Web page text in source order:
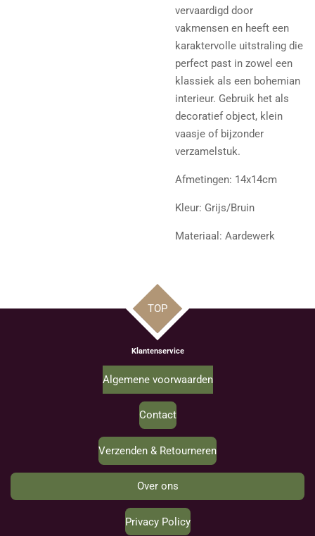
vervaardigd door
vakmensen en heeft een
karaktervolle uitstraling die
perfect past in zowel een
klassiek als een bohemian
interieur. Gebruik het als
decoratief object, klein
vaasje of bijzonder
verzamelstuk.
Afmetingen: 14x14cm
Kleur: Grijs/Bruin
Materiaal: Aardewerk
TOP
Klantenservice
Algemene voorwaarden
Contact
Verzenden & Retourneren
Over ons
Privacy Policy